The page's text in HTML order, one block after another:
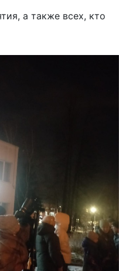
а также всех, кто